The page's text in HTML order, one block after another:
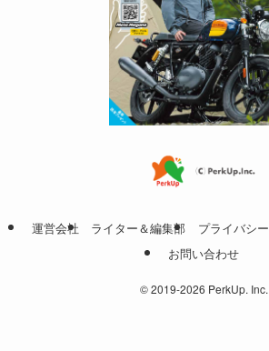
運営会社 ライター＆編集部 プライバシ
お問い合わせ
©2019-2026 PerkUp. Inc.